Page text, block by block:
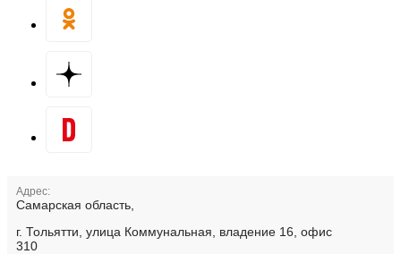
Адрес:
Самарская область,
г. Тольятти, улица Коммунальная, владение 16, офис
310